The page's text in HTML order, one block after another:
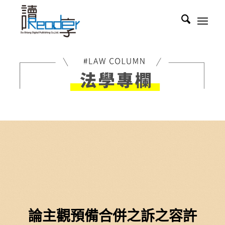
論主觀預備合併之訴之容許